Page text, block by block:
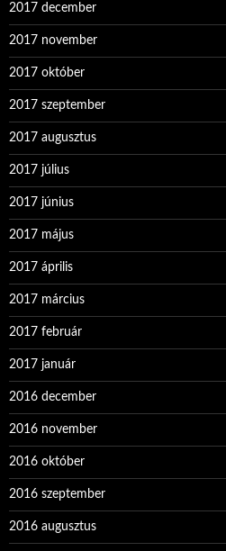
2017 december
2017 november
2017 október
2017 szeptember
2017 augusztus
2017 július
2017 június
2017 május
2017 április
2017 március
2017 február
2017 január
2016 december
2016 november
2016 október
2016 szeptember
2016 augusztus